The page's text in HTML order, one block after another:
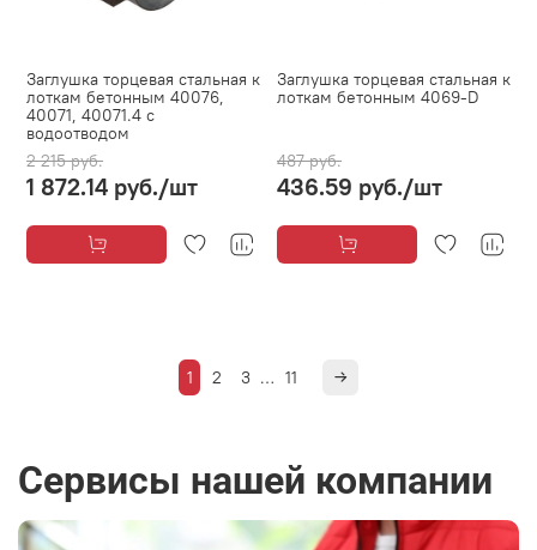
Заглушка торцевая стальная к
лоткам бетонным 40076,
40071, 40071.4 с
водоотводом
2 215 руб.
1 872.14 руб./шт
Заглушка торцевая стальная к
лоткам бетонным 4069-D
487 руб.
436.59 руб./шт
1 2 3 … 11
Сервисы нашей компании